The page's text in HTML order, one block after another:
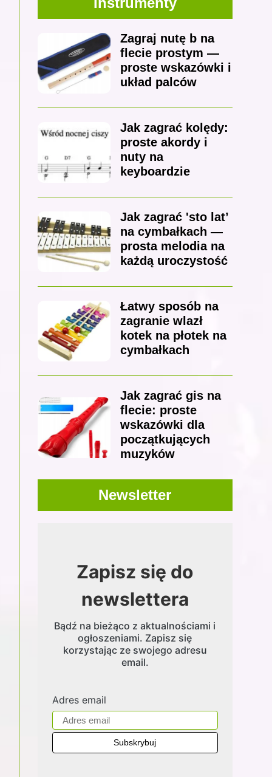
Zagraj nutę b na
flecie prostym —
proste wskazówki i
układ palców
Jak zagrać kolędy:
proste akordy i
nuty na
keyboardzie
Jak zagrać 'sto lat’
na cymbałkach —
prosta melodia na
każdą uroczystość
Łatwy sposób na
zagranie wlazł
kotek na płotek na
cymbałkach
Jak zagrać gis na
flecie: proste
wskazówki dla
początkujących
muzyków
Newsletter
Zapisz się do
newslettera
Bądź na bieżąco z aktualnościami i
ogłoszeniami. Zapisz się
korzystając ze swojego adresu
email.
Adres email